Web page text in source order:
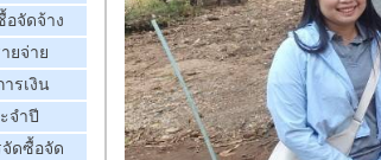
อจัดจ้าง
ยจ่าย
รเงิน
จำปี
จัดซื้อจัด